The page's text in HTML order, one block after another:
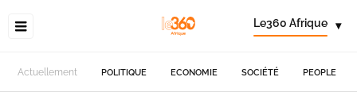
Le360 Afrique ▾
Actuellement POLITIQUE ECONOMIE SOCIÉTÉ PEOPLE